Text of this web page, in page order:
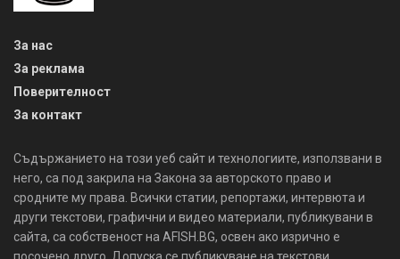
За нас
За реклама
Поверителност
За контакт
Съдържанието на този уеб сайт и технологиите, използвани в
него, са под закрила на Закона за авторското право и
сродните му права. Всички статии, репортажи, интервюта и
други текстови, графични и видео материали, публикувани в
сайта, са собственост на AFISH.BG, освен ако изрично е
посочено друго. Допуска се публикуване на текстови